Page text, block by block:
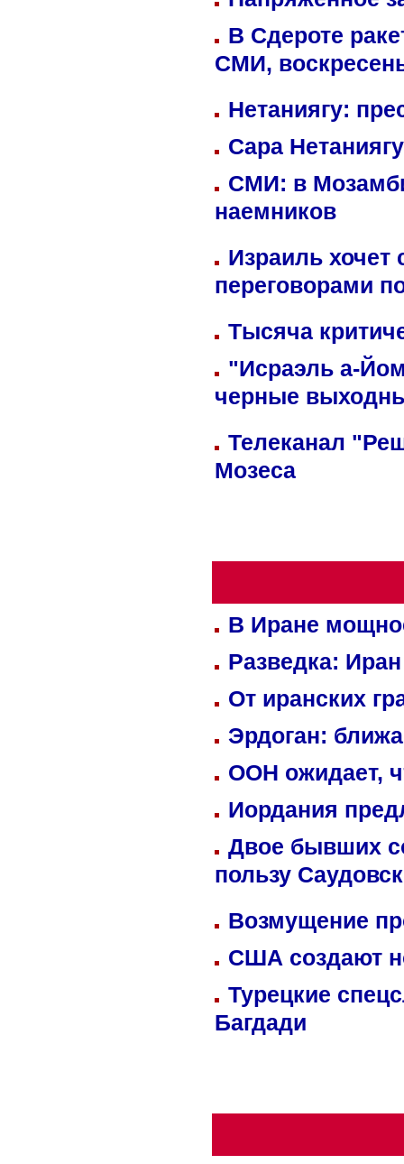
В Сдероте
СМИ,
Нетаниягу:
Сара
СМИ: в
наемников
Израиль хочет
переговорами
Тысяча
"Исраэль а-
черные
Телеканал
Мозеса
В Иране
Разведка:
От иранских
Эрдоган:
ООН ожидает,
Иордания
Двое бывших
пользу
Возмущение
США создают
Турецкие
Багдади